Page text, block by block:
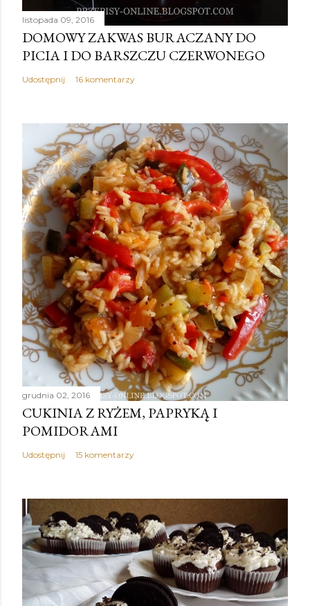
listopada 09, 2016
DOMOWY ZAKWAS BURACZANY DO
PICIA I DO BARSZCZU CZERWONEGO
Udostępnij 16 komentarzy
grudnia 02, 2016
CUKINIA Z RYŻEM, PAPRYKĄ I
POMIDORAMI
Udostępnij 15 komentarzy